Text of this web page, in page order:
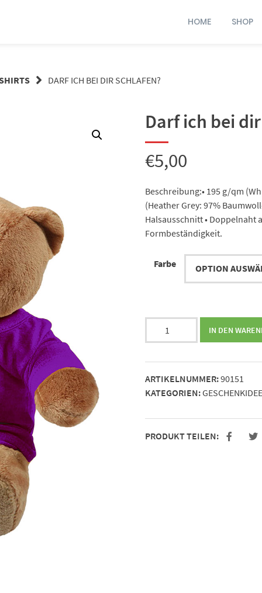
HOME SHOP
DARF ICH BEI DIR SCHLAFEN?
Darf ich bei
€5,00
Beschreibung:• 195 g/qm
(Heather Grey: 97%
Halsausschnitt • Doppelnaht
Formbeständigkeit.
Farbe
dir
schlafen?
Menge
IN DEN
ARTIKELNUMMER:90151
KATEGORIEN:
PRODUKT TEILEN: